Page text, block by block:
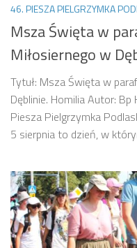
46. PIESZA PIELGRZYMKA
Msza Święta w
Miłosiernego w
Tytuł: Msza Święta w
Dęblinie. Homilia Autor:
Piesza Pielgrzymka
5 sierpnia to dzień, w